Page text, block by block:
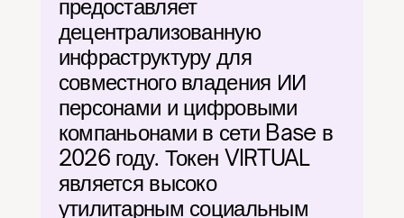
предоставляет
децентрализованную
инфраструктуру для
совместного владения ИИ
персонами и цифровыми
компаньонами в сети Base в
2026 году. Токен VIRTUAL
является высоко
утилитарным социальным